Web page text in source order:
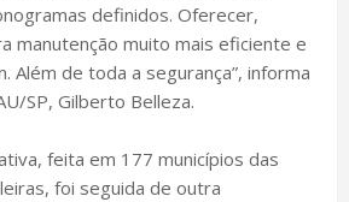
definidos. Oferecer,
manutenção muito mais eficiente e
Além de toda a segurança”, informa
SP, Gilberto Belleza.
feita em 177 municípios das
foi seguida de outra